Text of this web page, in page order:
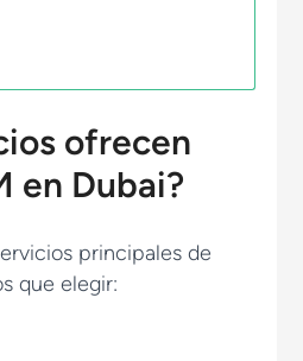
ofrecen
en Dubai?
principales de
que elegir: